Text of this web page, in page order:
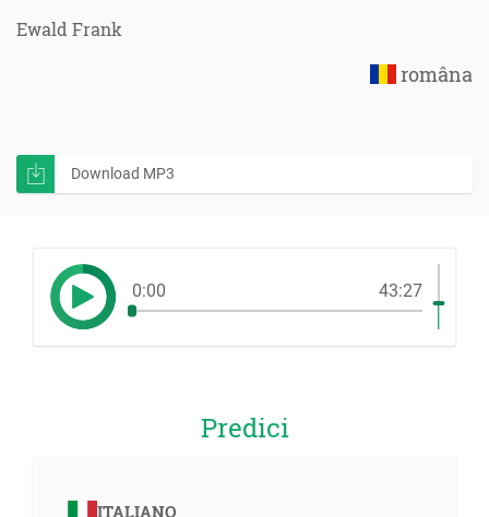
Ewald Frank
româna
Download MP3
0:00 43:27
Predici
ITALIANO